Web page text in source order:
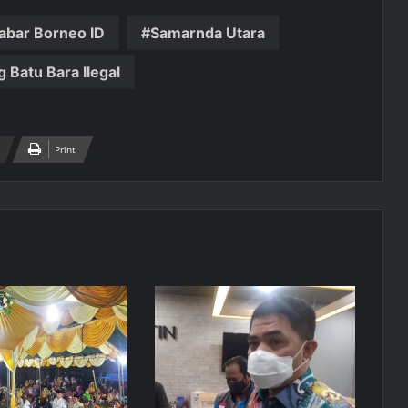
Borneo ID Samarnda Utara
Batu Bara Ilegal
Print